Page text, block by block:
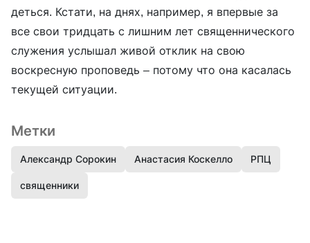
деться. Кстати, на днях, например, я впервые за
все свои тридцать с лишним лет священнического
служения услышал живой отклик на свою
воскресную проповедь – потому что она касалась
текущей ситуации.
Метки
Александр Сорокин Анастасия Коскелло РПЦ
священники